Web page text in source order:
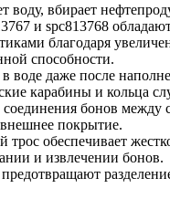
воду, вбирает
и spc813768
благодаря
способности.
воде даже после
карабины и кольца
бонов между
покрытие.
трос обеспечивает
и извлечении бонов.